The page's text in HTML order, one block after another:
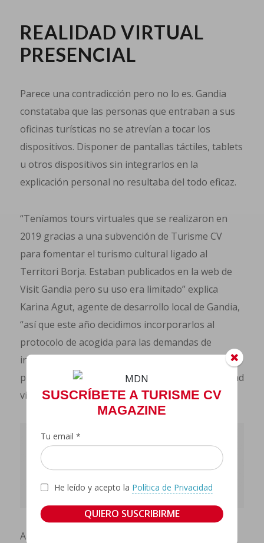
SUSCRÍBETE A TURISME CV
MAGAZINE
Tu email *
He leído y acepto la Política de Privacidad
REALIDAD VIRTUAL
PRESENCIAL
Parece una contradicción pero no lo es. Gandia
constataba que las personas que entraban a sus
oficinas turísticas no se atrevían a tocar los
dispositivos. Disponer de pantallas táctiles, tablets
u otros dispositivos sin integrarlos en la
explicación personal no resultaba del todo eficaz.
“Teníamos tours virtuales que se realizaron en
2019 gracias a una subvención de Turisme CV
para fomentar el turismo cultural ligado al
Territori Borja. Estaban publicados en la web de
Visit Gandia pero su uso era limitado” explica
Karina Agut, agente de desarrollo local de Gandia,
“así que este año decidimos incorporarlos al
protocolo de acogida para las demandas de
información local que combina la atención
presencial con los dispositivos digitales de realidad
virtual”.
Al integrar los tours virtuales en las